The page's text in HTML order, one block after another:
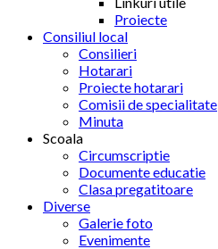
Proiecte
Consiliul local
Consilieri
Hotarari
Proiecte hotarari
Comisii de specialitate
Minuta
Scoala
Circumscriptie
Documente educatie
Clasa pregatitoare
Diverse
Galerie foto
Evenimente